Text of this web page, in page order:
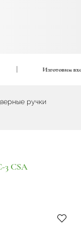
Изготовим
ручки
3 CSA